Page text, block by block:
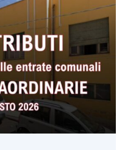
Contatti